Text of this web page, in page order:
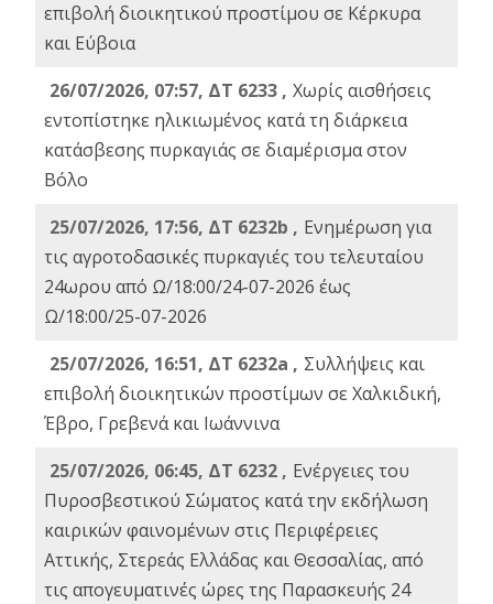
επιβολή διοικητικού προστίμου σε Κέρκυρα
και Εύβοια
26/07/2026, 07:57, ΔΤ 6233 , Χωρίς αισθήσεις
εντοπίστηκε ηλικιωμένος κατά τη διάρκεια
κατάσβεσης πυρκαγιάς σε διαμέρισμα στον
Βόλο
25/07/2026, 17:56, ΔΤ 6232b , Ενημέρωση για
τις αγροτοδασικές πυρκαγιές του τελευταίου
24ωρου από Ω/18:00/24-07-2026 έως
Ω/18:00/25-07-2026
25/07/2026, 16:51, ΔΤ 6232a , Συλλήψεις και
επιβολή διοικητικών προστίμων σε Χαλκιδική,
Έβρο, Γρεβενά και Ιωάννινα
25/07/2026, 06:45, ΔΤ 6232 , Ενέργειες του
Πυροσβεστικού Σώματος κατά την εκδήλωση
καιρικών φαινομένων στις Περιφέρειες
Αττικής, Στερεάς Ελλάδας και Θεσσαλίας, από
τις απογευματινές ώρες της Παρασκευής 24